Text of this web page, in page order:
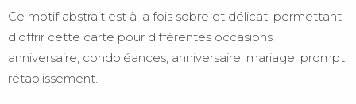
Ce motif abstrait est à la fois sobre et délicat, permettant
d'offrir cette carte pour différentes occasions :
anniversaire, condoléances, anniversaire, mariage, prompt
rétablissement.